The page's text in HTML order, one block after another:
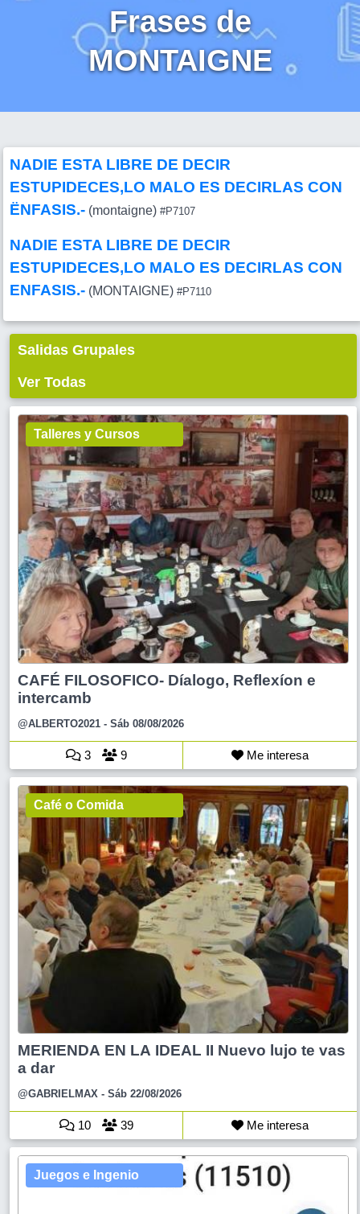
Frases de
MONTAIGNE
NADIE ESTA LIBRE DE DECIR
ESTUPIDECES,LO MALO ES DECIRLAS CON
ËNFASIS.- (montaigne) #P7107
NADIE ESTA LIBRE DE DECIR
ESTUPIDECES,LO MALO ES DECIRLAS CON
ENFASIS.- (MONTAIGNE) #P7110
Salidas Grupales
Ver Todas
Talleres y Cursos
CAFÉ FILOSOFICO- Díalogo, Reflexíon e
intercamb
@ALBERTO2021 - Sáb 08/08/2026
3 9 Me interesa
Café o Comida
MERIENDA EN LA IDEAL II Nuevo lujo te vas
a dar
@GABRIELMAX - Sáb 22/08/2026
10 39 Me interesa
Juegos e Ingenio